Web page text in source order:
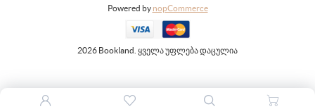
Powered by nopCommerce
2026 Bookland. ყველა უფლება დაცულია